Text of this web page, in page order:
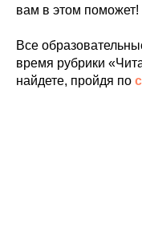
вам в этом поможет!
Все
время рубрики
найдете, пройдя по